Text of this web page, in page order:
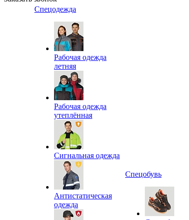
Спецодежда
Рабочая одежда
летняя
Рабочая одежда
утеплённая
Сигнальная одежда
Антистатическая
одежда
Спецобувь